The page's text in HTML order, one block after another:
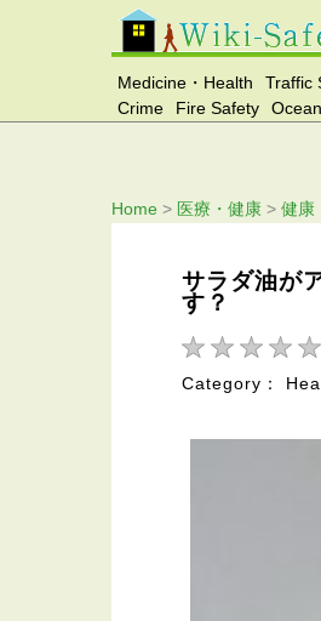
Medicine・Health Traffic
Crime
Fire Safety
Home > 医療・健康 > 健康
サラダ油が
す？
Category：